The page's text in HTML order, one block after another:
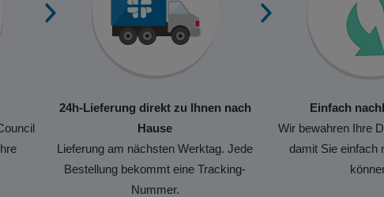
24h-Lieferung direkt zu Ihnen nach
Hause
Lieferung am nächsten Werktag. Jede
Bestellung bekommt eine Tracking-
Nummer.
Einfach
Wir bewahren Ihre
damit Sie einfach